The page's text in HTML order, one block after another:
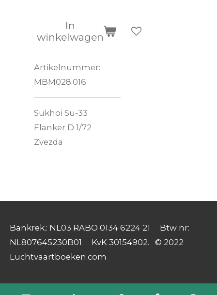
In
winkelwagen
Artikelnummer:
MBM028.016
Sukhoi Su-33
Flanker D 1/72
Zvezda
Bankrek.: NL03 RABO 0134 6224 21 Btw nr:
NL807645230B01 KvK 30154902. © 2022
Luchtvaartboeken.com